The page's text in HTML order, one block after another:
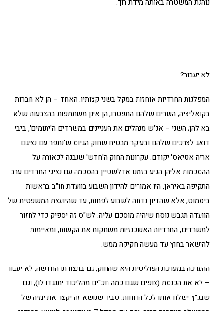
נוהגת המשטרה באותה מידת רוך.
לא יעבור?
המפלגות החרדיות אוחזות במקל בשני קצותיו. האחד – הן לא חברות
בקואליציה, השרים שלהם התפטרו, הן אינן משתתפות בהצבעות שלא
בא להן; השני – אנ"ש מנהלים את העניינים במשרדים ה'יתומים', ביבי
דואג לצרכים שלהם ובעיקר מבטיח שחוק הגיוס ש'נתפר עם נציגם
אריה אטיאס' יקודם. עקרונות החוק ה'חדש' שנבנה לכאורה על
ההסכמות אליהן הגיע בזמנו אדלשטיין בהסכמה עם נציגי החרדים ערב
התקיפה באיראן, היו אמורים להידון השבוע בוועדת חו"ב בראשות
ביסמוט, אלא שהדיון נדחה לשבוע לפחות, עד שהיועצת המשפטית של
הוועדה תגבש נוסח שיהיה מוסכם עליה. לש"ס זה יספיק כדי לחזור
למשרדים, החרדיות האשכנזיות משחקות את הקשוח, ומאיימות
להישאר בחוץ עד מעשה חקיקה ממש.
ההערכה במערכת הפוליטית היא שהחוק, גם בתצורתו החדשה, לא יעבור
– לא את הכנסת (צופים שגם כמה חכ"ים מהליכוד יתנגדו לו), וגם
שבג"ץ ישלח אותו לכל הרוחות. סביר שנושא זה יקצר את ימיה של